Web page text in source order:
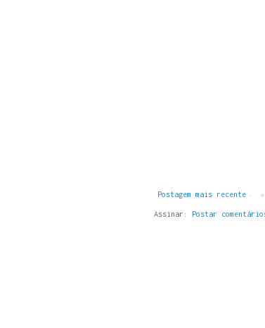
Postagem mais recente
Assinar: Postar